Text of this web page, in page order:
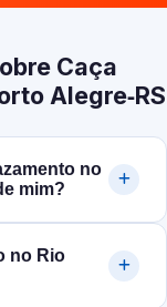
Caça
Alegre‑RS
no
mim?
no Rio